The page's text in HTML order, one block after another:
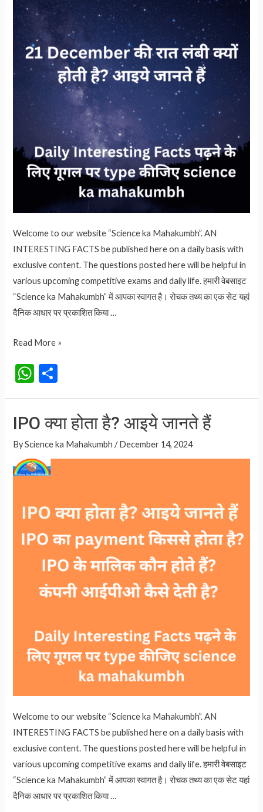
आइए
जानते
हैं…
Welcome to our website “Science ka Mahakumbh”. AN
INTERESTING FACTS be published here on a daily basis with
exclusive content. The questions posted here will be helpful in
various upcoming competitive exams and daily life. हमारी वेबसाइट
“Science ka Mahakumbh” में आपका स्वागत है। रोचक तथ्य का एक सेट यहां
दैनिक आधार पर प्रकाशित किया …
21
की
क्यों
आइये
Read More »
W
h
at
s
A
p
h
e
IPO क्या होता है? आइये जानते हैं
ByScience ka Mahakumbh /December 14, 2024
Welcome to our website “Science ka Mahakumbh”. AN
INTERESTING FACTS be published here on a daily basis with
exclusive content. The questions posted here will be helpful in
various upcoming competitive exams and daily life. हमारी वेबसाइट
“Science ka Mahakumbh” में आपका स्वागत है। रोचक तथ्य का एक सेट यहां
दैनिक आधार पर प्रकाशित किया …